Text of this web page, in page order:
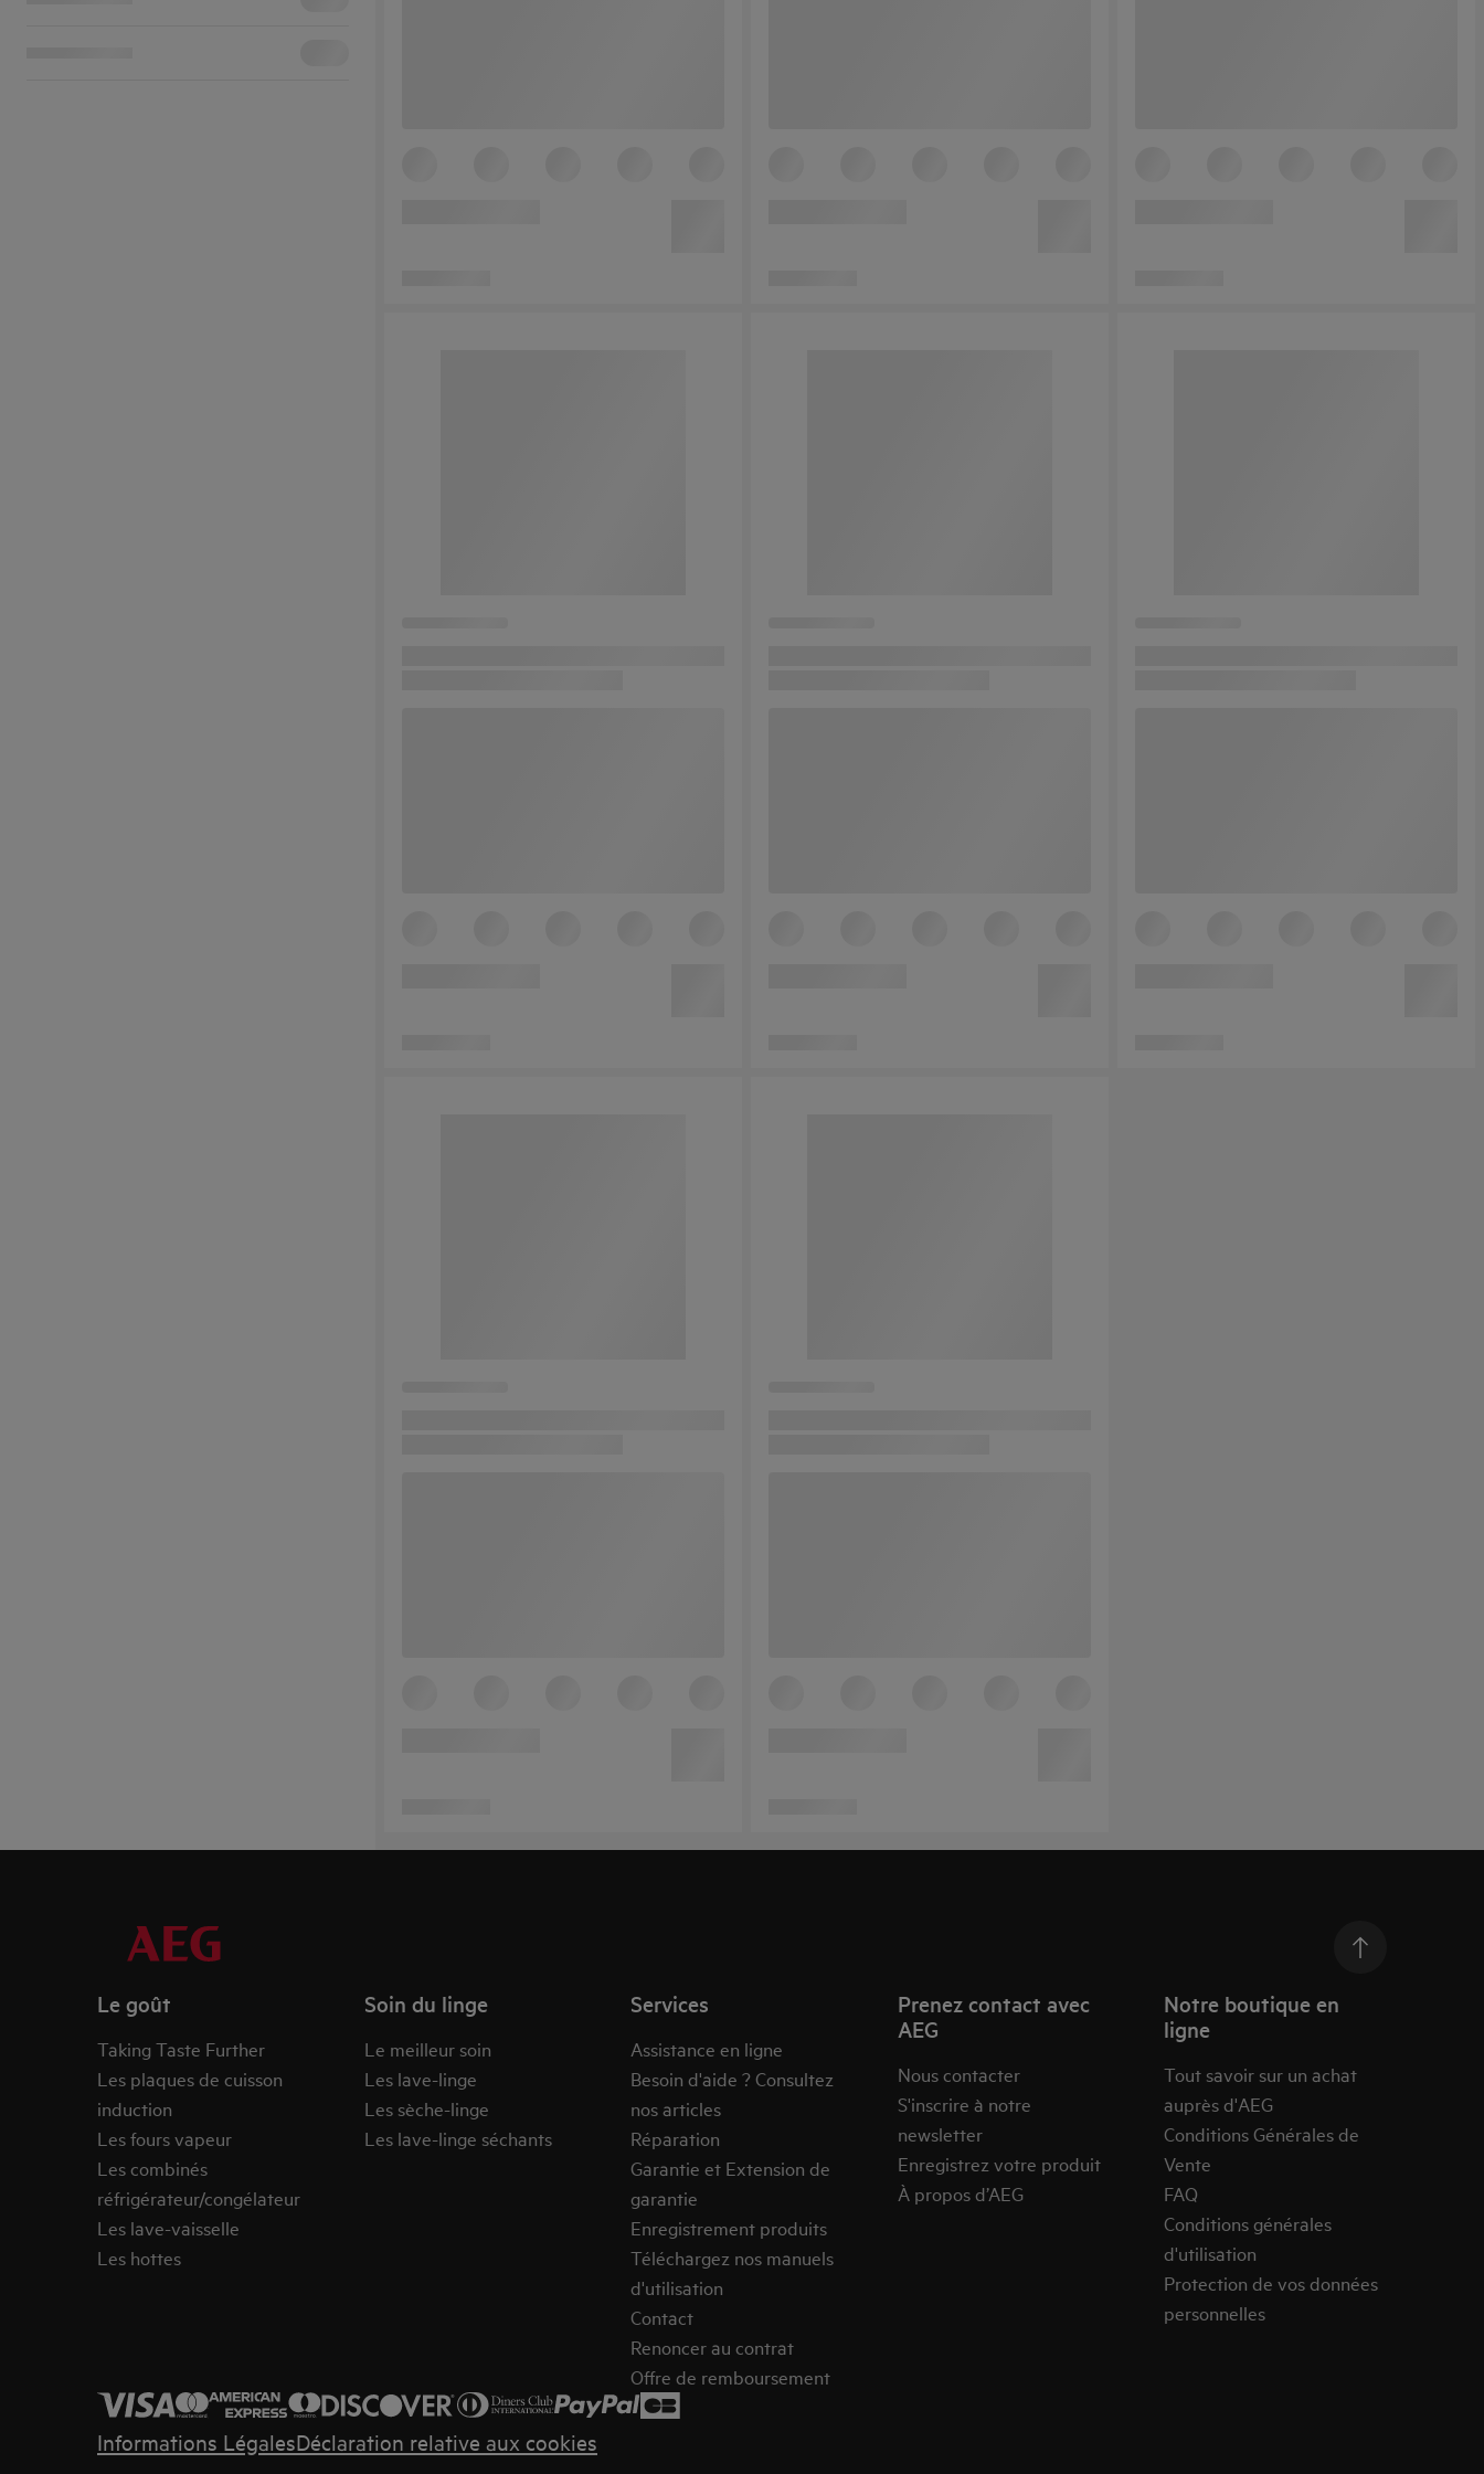
Le goût
Taking Taste Further
Les plaques de cuisson
induction
Les fours vapeur
Les combinés
réfrigérateur/congélateur
Les lave-vaisselle
Les hottes
Soin du linge
Le meilleur soin
Les lave-linge
Les sèche-linge
Les lave-linge séchants
Services
Assistance en ligne
Besoin d'aide ? Consultez
nos articles
Réparation
Garantie et Extension de
garantie
Enregistrement produits
Téléchargez nos manuels
d'utilisation
Contact
Renoncer au contrat
Offre de remboursement
Prenez contact avec
AEG
Nous contacter
S'inscrire à notre
newsletter
Enregistrez votre produit
À propos d’AEG
Notre boutique en
ligne
Tout savoir sur un achat
auprès d'AEG
Conditions Générales de
Vente
FAQ
Conditions générales
d'utilisation
Protection de vos données
personnelles
Informations LégalesDéclaration relative aux cookies